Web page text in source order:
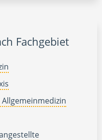
Fachgebiet